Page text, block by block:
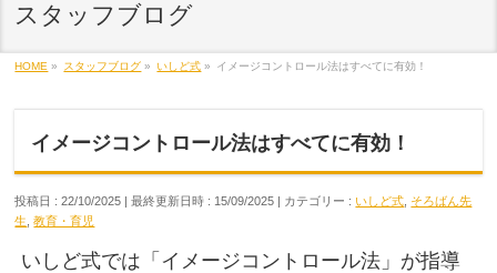
スタッフブログ
HOME » スタッフブログ » いしど式 » イメージコントロール法はすべてに有効！
イメージコントロール法はすべてに有効！
投稿日 : 22/10/2025 最終更新日時 : 15/09/2025 カテゴリー : いしど式 そろばん先
生 ,教育・育児
いしど式では「イメージコントロール法」が指導